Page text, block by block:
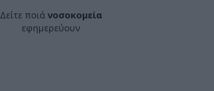
Δείτε ποιά νοσοκομεία
εφημερεύουν